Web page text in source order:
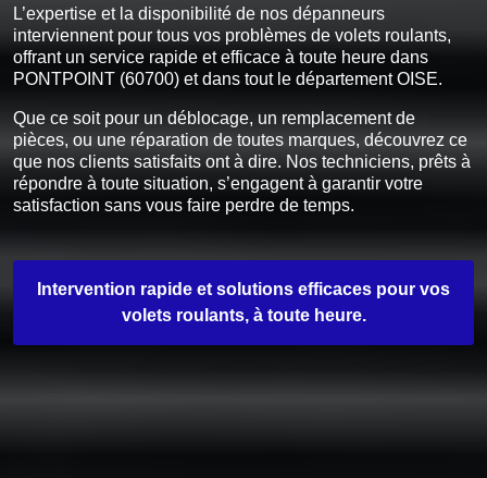
L’expertise et la disponibilité de nos dépanneurs
interviennent pour tous vos problèmes de volets roulants,
offrant un service rapide et efficace à toute heure dans
PONTPOINT (60700) et dans tout le département OISE.
Que ce soit pour un déblocage, un remplacement de
pièces, ou une réparation de toutes marques, découvrez ce
que nos clients satisfaits ont à dire. Nos techniciens, prêts à
répondre à toute situation, s’engagent à garantir votre
satisfaction sans vous faire perdre de temps.
Intervention rapide et solutions efficaces pour vos
volets roulants, à toute heure.